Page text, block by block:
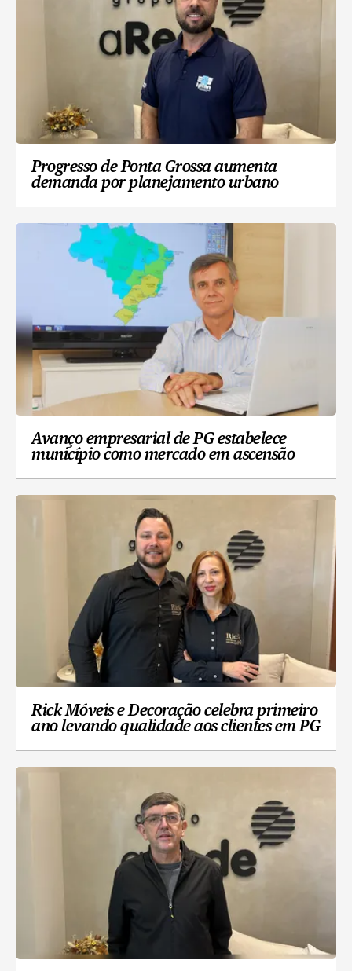
Progresso de Ponta Grossa aumenta
demanda por planejamento urbano
Avanço empresarial de PG estabelece
município como mercado em ascensão
Rick Móveis e Decoração celebra primeiro
ano levando qualidade aos clientes em PG